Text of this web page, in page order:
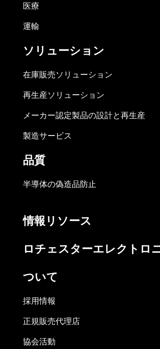
医療
運輸
ソリューション
在庫販売ソリューション
再生産ソリューション
メーカー認定製品の設計と再生産
製造サービス
品質
半導体の偽造品防止
情報リソース
ロチェスターエレクトロ
ついて
採用情報
正規販売代理店
協会活動